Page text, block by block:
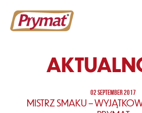
02 SEPTEMBER 2017
MISTRZ SMAKU –